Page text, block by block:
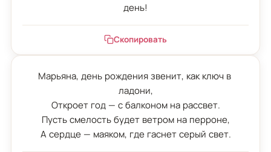
день!
Скопировать
Марьяна, день рождения звенит, как ключ в
ладони,
Откроет год — с балконом на рассвет.
Пусть смелость будет ветром на перроне,
А сердце — маяком, где гаснет серый свет.